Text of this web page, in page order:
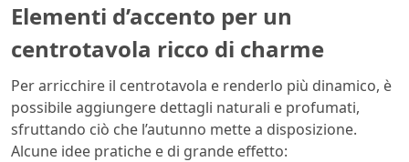
Elementi d’accento per un
centrotavola ricco di charme
Per arricchire il centrotavola e renderlo più dinamico, è
possibile aggiungere dettagli naturali e profumati,
sfruttando ciò che l’autunno mette a disposizione.
Alcune idee pratiche e di grande effetto: